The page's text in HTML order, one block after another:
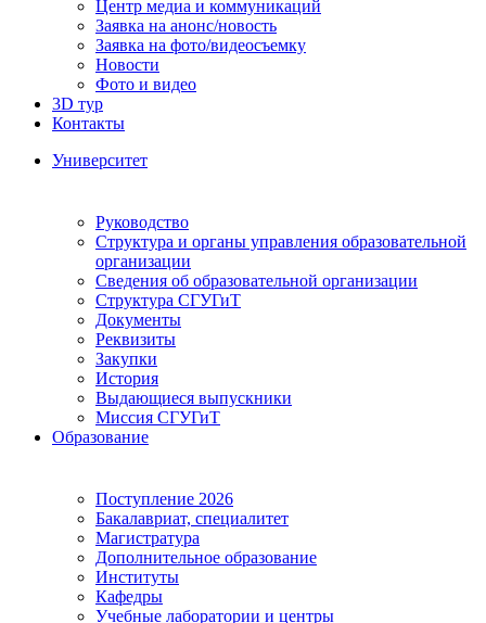
Центр медиа и коммуникаций
Заявка на анонс/новость
Заявка на фото/видеосъемку
Новости
Фото и видео
3D тур
Контакты
Университет
Руководство
Структура и органы управления образовательной
организации
Сведения об образовательной организации
Структура СГУГиТ
Документы
Реквизиты
Закупки
История
Выдающиеся выпускники
Миссия СГУГиТ
Образование
Поступление 2026
Бакалавриат, специалитет
Магистратура
Дополнительное образование
Институты
Кафедры
Учебные лаборатории и центры